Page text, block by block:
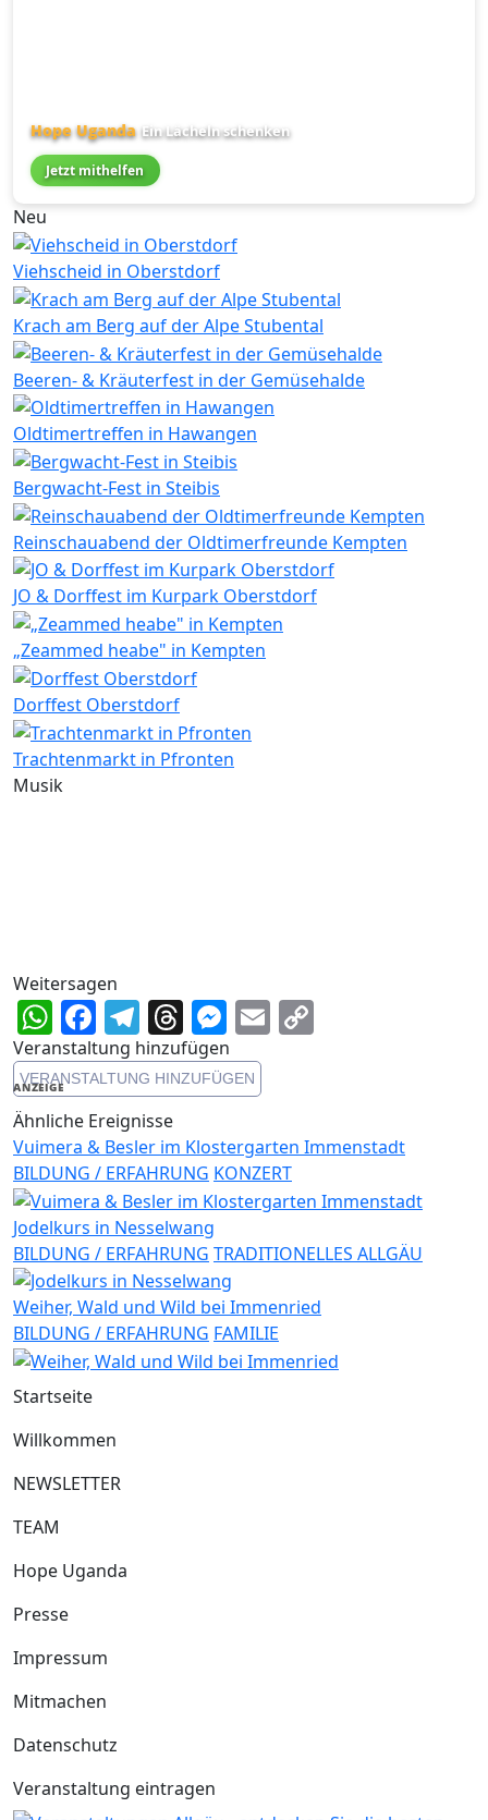
Hope Uganda Ein Lächeln schenken
Jetzt mithelfen
Neu
Viehscheid in Oberstdorf
Krach am Berg auf der Alpe Stubental
Beeren- & Kräuterfest in der Gemüsehalde
Oldtimertreffen in Hawangen
Bergwacht-Fest in Steibis
Reinschauabend der Oldtimerfreunde Kempten
JO & Dorffest im Kurpark Oberstdorf
„Zeammed heabe" in Kempten
Dorffest Oberstdorf
Trachtenmarkt in Pfronten
Musik
Weitersagen
WhatsApp
Facebook
Telegram
Threads
Messenger
Email
Veranstaltung hinzufügen
VERANSTALTUNG HINZUFÜGEN
ANZEIGE
Ähnliche Ereignisse
Vuimera & Besler im Klostergarten Immenstadt
BILDUNG / ERFAHRUNG KONZERT
Jodelkurs in Nesselwang
BILDUNG / ERFAHRUNG TRADITIONELLES ALLGÄU
Weiher, Wald und Wild bei Immenried
BILDUNG / ERFAHRUNG FAMILIE
Startseite
Willkommen
NEWSLETTER
TEAM
Hope Uganda
Presse
Impressum
Mitmachen
Datenschutz
Veranstaltung eintragen